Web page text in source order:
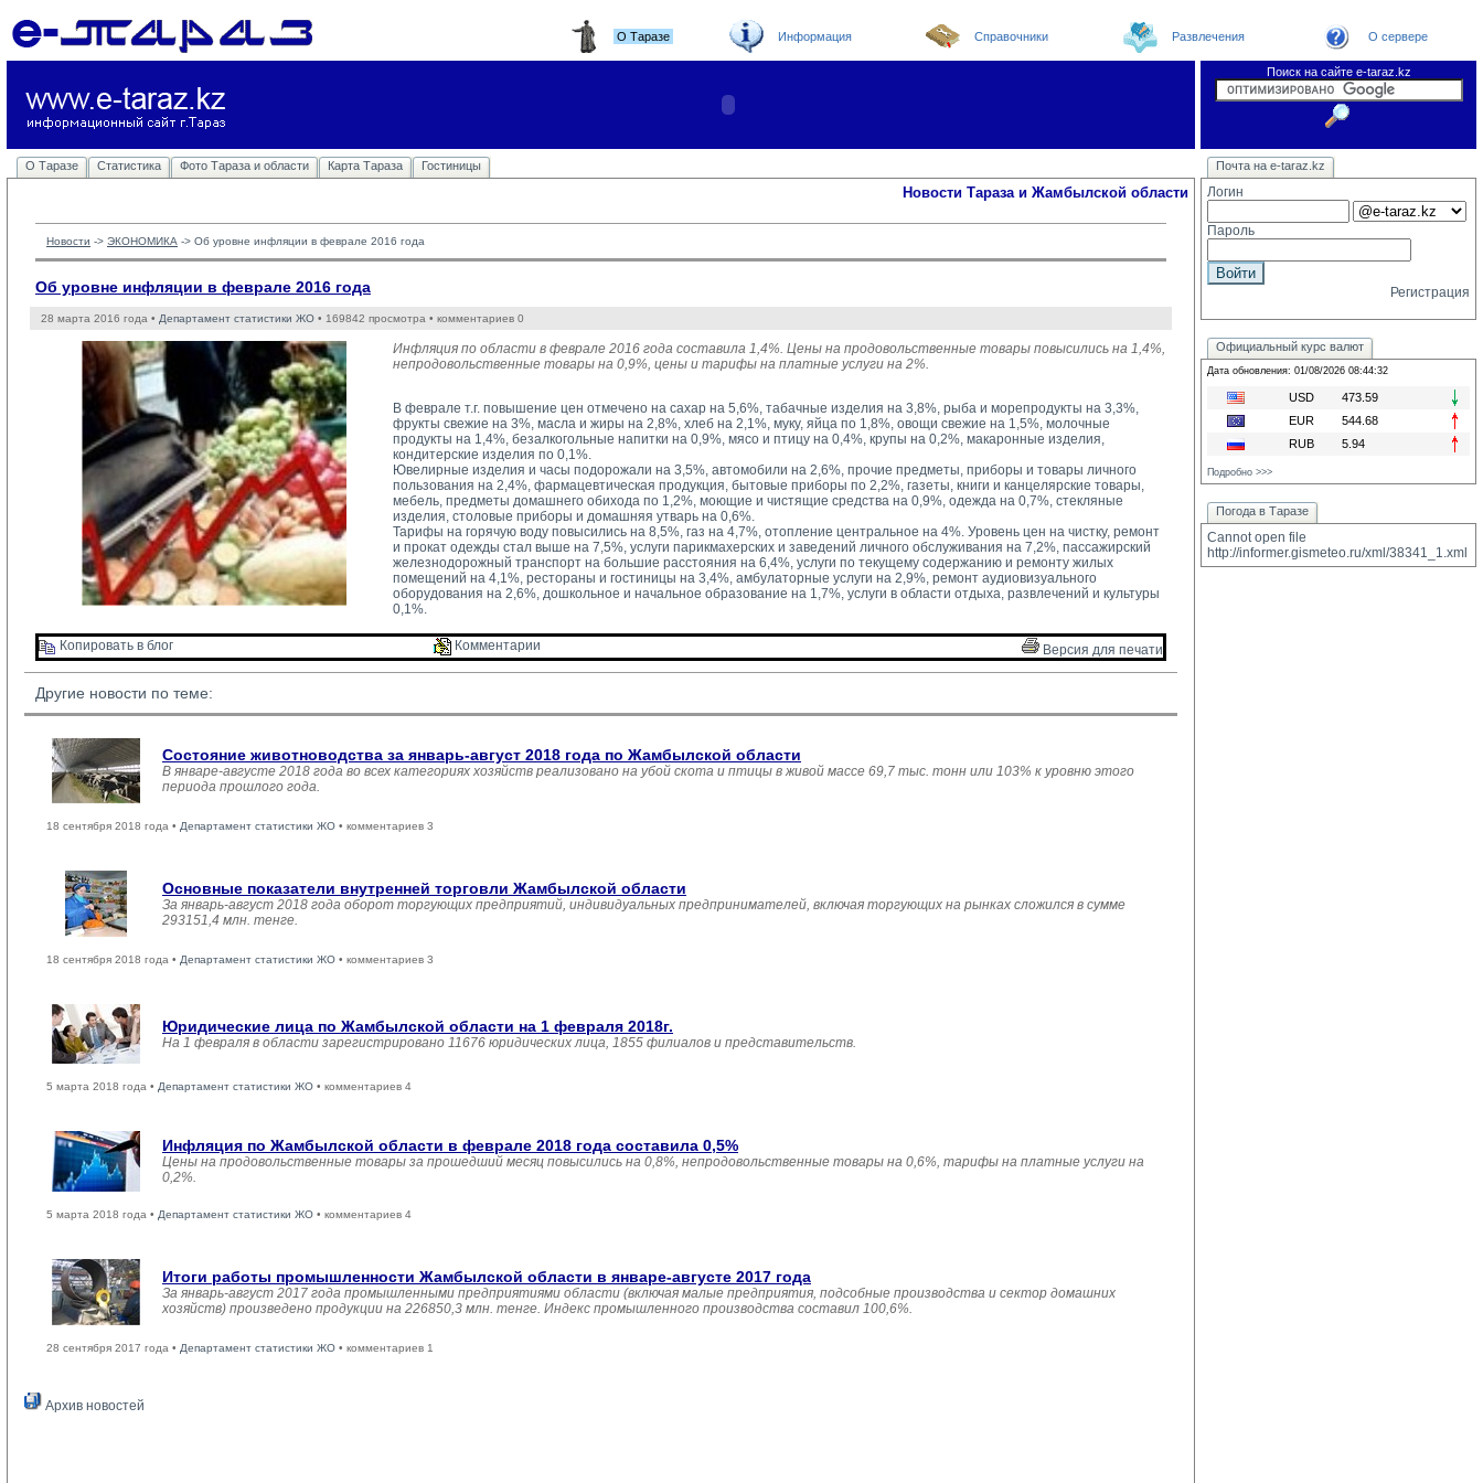
О Таразе Информация Справочники Развлечения О сервере
Поиск на сайте e-taraz.kz
О Таразе Статистика Фото Тараза и области Карта Тараза Гостиницы Новости Погода в Таразе
Телефоный справочник
Видеоконференция
Новости e-taraz
Новости Тараза и Жамбылской области
Новости -> ЭКОНОМИКА -> Об уровне инфляции в феврале 2016 года
Об уровне инфляции в феврале 2016 года
28 марта 2016 года • Департамент статистики ЖО • 169842 просмотра • комментариев 0
Инфляция по области в феврале 2016 года составила 1,4%. Цены на продовольственные товары повысились на 1,4%,
непродовольственные товары на 0,9%, цены и тарифы на платные услуги на 2%.
В феврале т.г. повышение цен отмечено на сахар на 5,6%, табачные изделия на 3,8%, рыба и морепродукты на 3,3%,
фрукты свежие на 3%, масла и жиры на 2,8%, хлеб на 2,1%, муку, яйца по 1,8%, овощи свежие на 1,5%, молочные
продукты на 1,4%, безалкогольные напитки на 0,9%, мясо и птицу на 0,4%, крупы на 0,2%, макаронные изделия,
кондитерские изделия по 0,1%.
Ювелирные изделия и часы подорожали на 3,5%, автомобили на 2,6%, прочие предметы, приборы и товары личного
пользования на 2,4%, фармацевтическая продукция, бытовые приборы по 2,2%, газеты, книги и канцелярские товары,
мебель, предметы домашнего обихода по 1,2%, моющие и чистящие средства на 0,9%, одежда на 0,7%, стекляные
изделия, столовые приборы и домашняя утварь на 0,6%.
Тарифы на горячую воду повысились на 8,5%, газ на 4,7%, отопление центральное на 4%. Уровень цен на чистку, ремонт
и прокат одежды стал выше на 7,5%, услуги парикмахерских и заведений личного обслуживания на 7,2%, пассажирский
железнодорожный транспорт на большие расстояния на 6,4%, услуги по текущему содержанию и ремонту жилых
помещений на 4,1%, рестораны и гостиницы на 3,4%, амбулаторные услуги на 2,9%, ремонт аудиовизуального
оборудования на 2,6%, дошкольное и начальное образование на 1,7%, услуги в области отдыха, развлечений и культуры
0,1%.
Копировать в блог Комментарии Версия для печати
Другие новости по теме:
Состояние животноводства за январь-август 2018 года по Жамбылской области
В январе-августе 2018 года во всех категориях хозяйств реализовано на убой скота и птицы в живой массе 69,7 тыс. тонн или 103% к уровню этого
периода прошлого года.
18 сентября 2018 года • Департамент статистики ЖО • комментариев 3
Основные показатели внутренней торговли Жамбылской области
За январь-август 2018 года оборот торгующих предприятий, индивидуальных предпринимателей, включая торгующих на рынках сложился в сумме
293151,4 млн. тенге.
18 сентября 2018 года • Департамент статистики ЖО • комментариев 3
Юридические лица по Жамбылской области на 1 февраля 2018г.
На 1 февраля в области зарегистрировано 11676 юридических лица, 1855 филиалов и представительств.
5 марта 2018 года • Департамент статистики ЖО • комментариев 4
Инфляция по Жамбылской области в феврале 2018 года составила 0,5%
Цены на продовольственные товары за прошедший месяц повысились на 0,8%, непродовольственные товары на 0,6%, тарифы на платные услуги на
0,2%.
5 марта 2018 года • Департамент статистики ЖО • комментариев 4
Итоги работы промышленности Жамбылской области в январе-августе 2017 года
За январь-август 2017 года промышленными предприятиями области (включая малые предприятия, подсобные производства и сектор домашних
хозяйств) произведено продукции на 226850,3 млн. тенге. Индекс промышленного производства составил 100,6%.
28 сентября 2017 года • Департамент статистики ЖО • комментариев 1
Архив новостей
Почта на e-taraz.kz
Логин
Пароль
Регистрация
Официальный курс валют
Дата обновления: 01/08/2026 08:44:32
USD
473.59
EUR
544.68
RUB
5.94
Подробно >>>
Погода в Таразе
Cannot open file
http://informer.gismeteo.ru/xml/38341_1.xml